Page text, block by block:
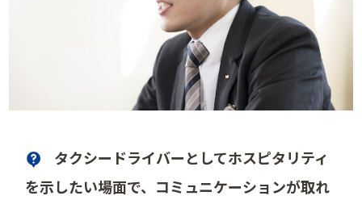
タクシードライバーとしてホスピタリティ
を示したい場面で、コミュニケーションが取れ